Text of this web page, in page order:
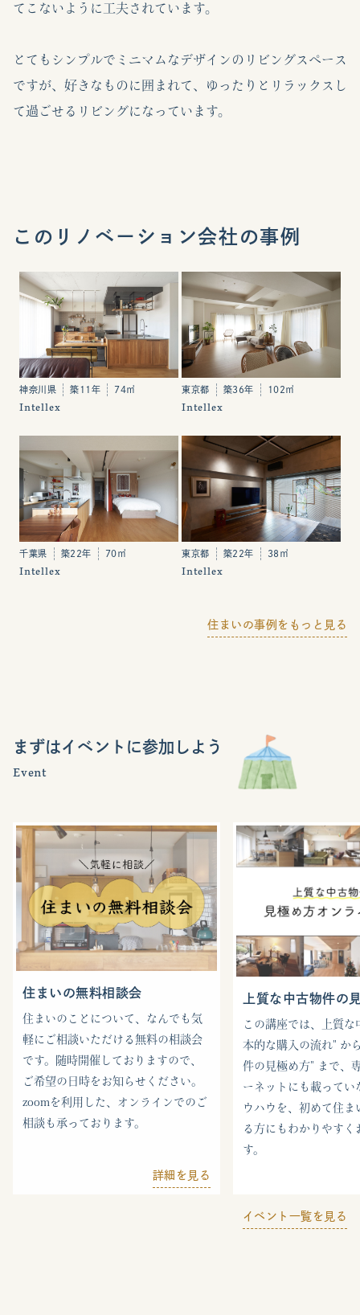
てこないように工夫されています。
とてもシンプルでミニマムなデザインのリビングスペース
ですが、好きなものに囲まれて、ゆったりとリラックスし
て過ごせるリビングになっています。
このリノベーション会社の事例
神奈川県 築11年 74㎡
Intellex
東京都 築36年 102㎡
Intellex
千葉県 築22年 70㎡
Intellex
東京都 築22年 38㎡
Intellex
住まいの事例をもっと見る
まずはイベントに参加しよう
Event
住まいの無料相談会
住まいのことについて、なんでも気
軽にご相談いただける無料の相談会
です。随時開催しておりますので、
ご希望の日時をお知らせください。
zoomを利用した、オンラインでのご
相談も承っております。
詳細を見る
上質な中古物件の
この講座では、上質な
本的な購入の流れ" か
件の見極め方" まで、
ーネットにも載ってい
ウハウを、初めて住ま
る方にもわかりやすく
す。
イベント一覧を見る